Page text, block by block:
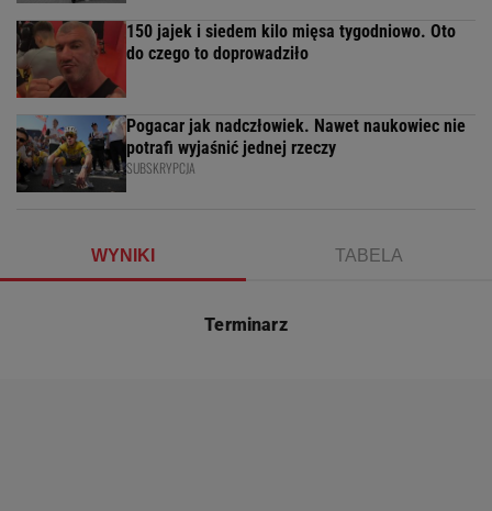
150 jajek i siedem kilo mięsa tygodniowo. Oto
do czego to doprowadziło
Pogacar jak nadczłowiek. Nawet naukowiec nie
potrafi wyjaśnić jednej rzeczy
SUBSKRYPCJA
WYNIKI TABELA
Terminarz